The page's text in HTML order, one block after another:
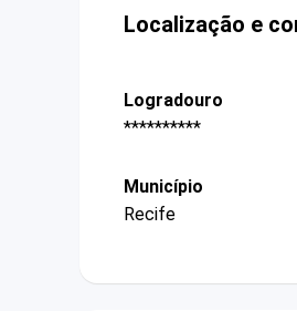
Localização e
Logradouro
**********
Município
Recife